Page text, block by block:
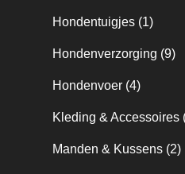
Hondentuigjes (1)
Hondenverzorging (9)
Hondenvoer (4)
Kleding & Accessoires
Manden & Kussens (2)